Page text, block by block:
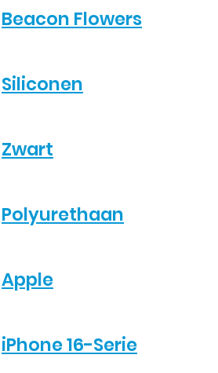
Beacon Flowers
Siliconen
Zwart
Polyurethaan
Apple
iPhone 16-Serie